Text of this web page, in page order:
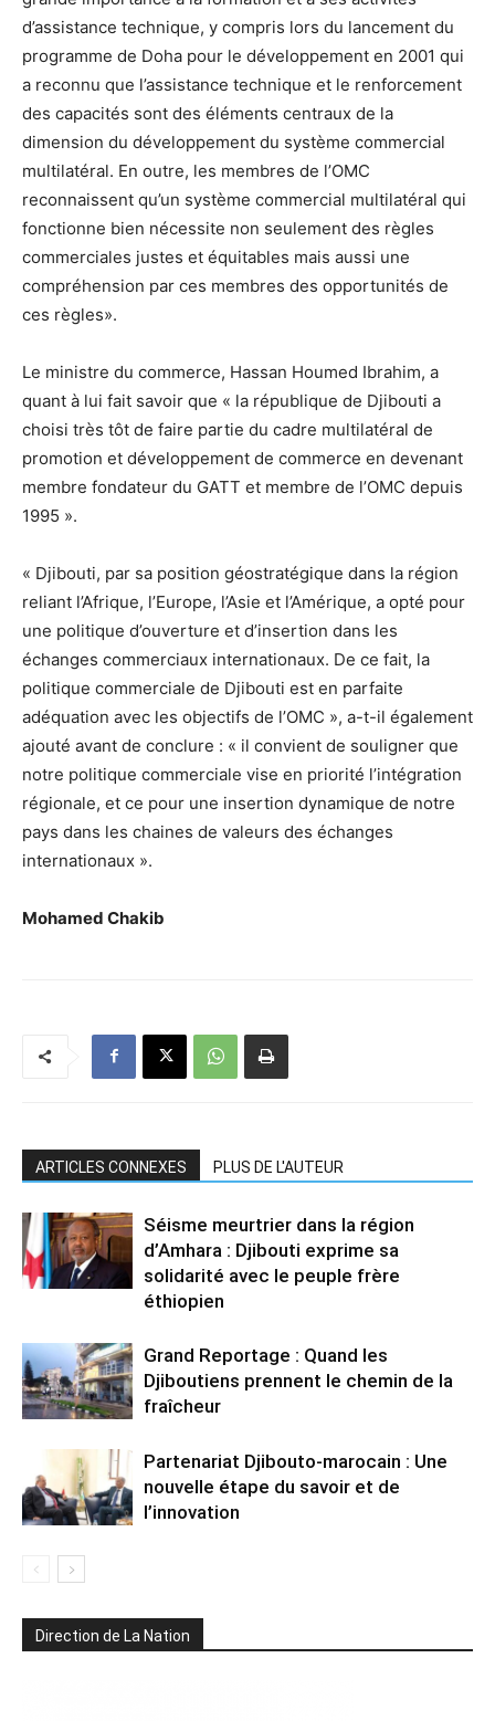
d’assistance technique, y compris lors du lancement du
programme de Doha pour le développement en 2001 qui
a reconnu que l’assistance technique et le renforcement
des capacités sont des éléments centraux de la
dimension du développement du système commercial
multilatéral. En outre, les membres de l’OMC
reconnaissent qu’un système commercial multilatéral qui
fonctionne bien nécessite non seulement des règles
commerciales justes et équitables mais aussi une
compréhension par ces membres des opportunités de
ces règles».
Le ministre du commerce, Hassan Houmed Ibrahim, a
quant à lui fait savoir que « la république de Djibouti a
choisi très tôt de faire partie du cadre multilatéral de
promotion et développement de commerce en devenant
membre fondateur du GATT et membre de l’OMC depuis
1995 ».
« Djibouti, par sa position géostratégique dans la région
reliant l’Afrique, l’Europe, l’Asie et l’Amérique, a opté pour
une politique d’ouverture et d’insertion dans les
échanges commerciaux internationaux. De ce fait, la
politique commerciale de Djibouti est en parfaite
adéquation avec les objectifs de l’OMC », a-t-il également
ajouté avant de conclure : « il convient de souligner que
notre politique commerciale vise en priorité l’intégration
régionale, et ce pour une insertion dynamique de notre
pays dans les chaines de valeurs des échanges
internationaux ».
Mohamed Chakib
ARTICLES CONNEXES PLUS DE L'AUTEUR
Séisme meurtrier dans la région
d’Amhara : Djibouti exprime sa
solidarité avec le peuple frère
éthiopien
Grand Reportage : Quand les
Djiboutiens prennent le chemin de la
fraîcheur
Partenariat Djibouto-marocain : Une
nouvelle étape du savoir et de
l’innovation
Direction de La Nation